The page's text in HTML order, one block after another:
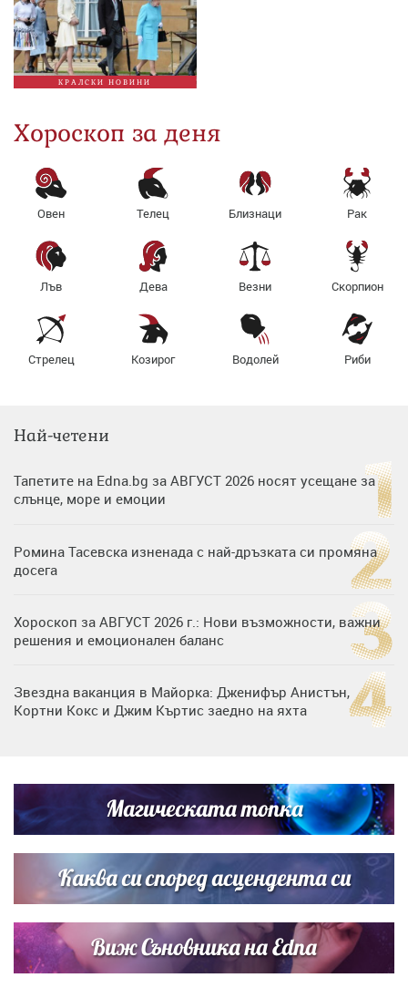
КРАЛСКИ НОВИНИ
Хороскоп за деня
Овен Телец Близнаци Рак
Лъв Дева Везни Скорпион
Стрелец Козирог Водолей Риби
Най-четени
Тапетите на Edna.bg за АВГУСТ 2026 носят усещане за
слънце, море и емоции
Ромина Тасевска изненада с най-дръзката си промяна
досега
Хороскоп за АВГУСТ 2026 г.: Нови възможности, важни
решения и емоционален баланс
Звездна ваканция в Майорка: Дженифър Анистън,
Кортни Кокс и Джим Къртис заедно на яхта
си деца на семейна морска приказка
Дъщерята на Тодор Батков вдигна сватба, Стоичков и
Братя Аргирови я изненадаха с песен
Магическата топка
Каква си според асцендента си
Виж Съновника на Edna